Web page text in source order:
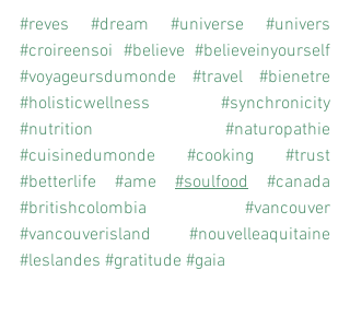
#reves #dream #universe
#univers
#croireensoi #believe #believeinyourself
#voyageursdumonde
#travel
#bienetre
#holisticwellness
#synchronicity
#nutrition
#naturopathie
#cuisinedumonde
#cooking
#trust
#betterlife
#ame #soulfood
#canada
#britishcolombia
#vancouver
#vancouverisland
#nouvelleaquitaine
#leslandes #gratitude #gaia